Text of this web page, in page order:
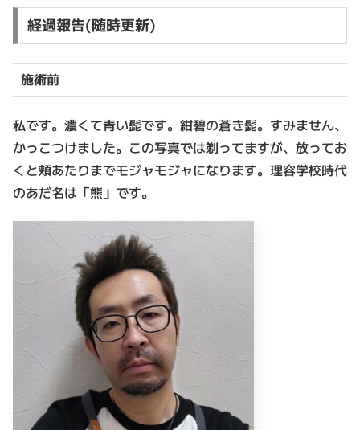
経過報告(随時更新)
施術前
私です。濃くて青い髭です。紺碧の蒼き髭。すみません、
かっこつけました。この写真では剃ってますが、放ってお
くと頬あたりまでモジャモジャになります。理容学校時代
のあだ名は「熊」です。